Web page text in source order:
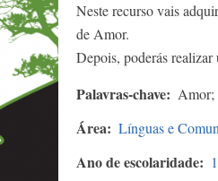
Neste recurso vais
de Amor.
Depois, poderás realizar
Palavras-chave Amor;
Área Línguas e
Ano de escolaridade